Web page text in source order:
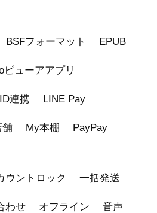
BSFフォーマット EPUB
ビューアアプリ
ID連携 LINE Pay
舗 My本棚 PayPay
ウントロック 一括発送
わせ オフライン 音声